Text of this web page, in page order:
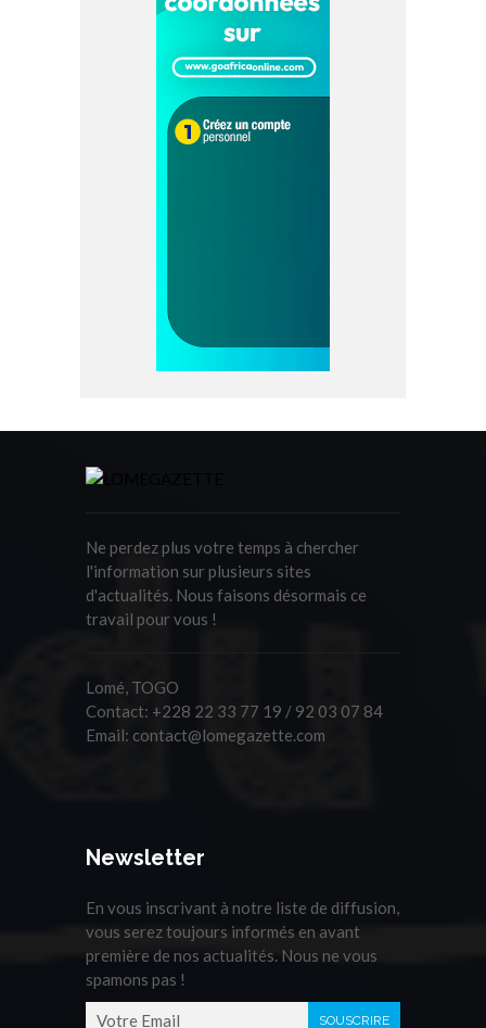
Ne perdez plus votre temps à chercher
l'information sur plusieurs sites
d'actualités. Nous faisons désormais ce
travail pour vous !
Lomé, TOGO
Contact: +228 22 33 77 19 / 92 03 07 84
Email: contact@lomegazette.com
Newsletter
En vous inscrivant à notre liste de diffusion,
vous serez toujours informés en avant
première de nos actualités. Nous ne vous
spamons pas !